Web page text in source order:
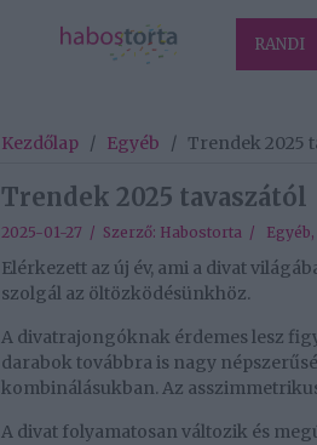
RANDI
Kezdőlap / Egyéb / Trendek 2025
Trendek 2025 tavaszától
2025-01-27 / Szerző: Habostorta / Egyéb,
Elérkezett az új év, ami a divat
szolgál az öltözködésünkhöz.
A divatrajongóknak érdemes lesz
darabok továbbra is nagy
kombinálásukban. Az
A divat folyamatosan változik és